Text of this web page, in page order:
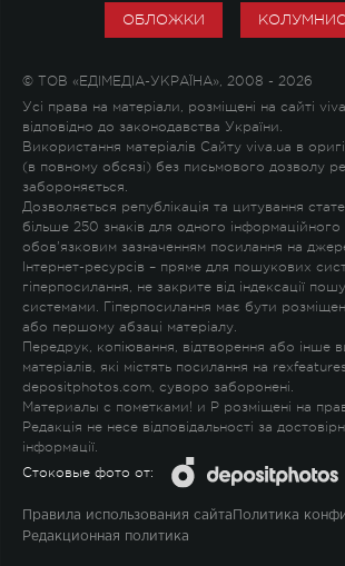
ОБЛОЖКИ
© ТОВ «ЕДІМЕДІА-УКРАЇНА», 2008 - 2026
Усі права на матеріали, розміщені на сайті
відповідно до законодавства України.
Використання матеріалів Сайту viva.ua в
(в повному обсязі) без письмового дозволу
забороняється.
Дозволяється републікація та цитування
більше 250 знаків для одного інформаційного
обов'язковим зазначенням посилання на
Інтернет-ресурсів – пряме для пошукових
гіперпосилання, не закрите від індексації
системами. Гіперпосилання має бути
або першому абзаці матеріалу.
Передрук, копіювання, відтворення або інше
матеріалів, які містять посилання на
depositphotos.com, суворо заборонені.
Материалы с пометками! и P розміщені на
Редакція не несе відповідальності за
інформації.
Стоковые фото от:
Правила использования сайта Политика
Редакционная политика